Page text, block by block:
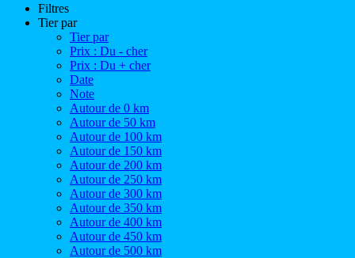
Filtres
Tier par
Tier par
Prix : Du - cher
Prix : Du + cher
Date
Note
Autour de 0 km
Autour de 50 km
Autour de 100 km
Autour de 150 km
Autour de 200 km
Autour de 250 km
Autour de 300 km
Autour de 350 km
Autour de 400 km
Autour de 450 km
Autour de 500 km